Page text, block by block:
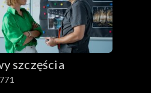
szczęścia